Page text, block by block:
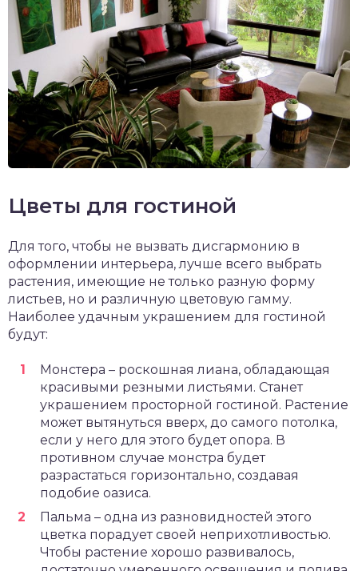
Цветы для гостиной
Для того, чтобы не вызвать дисгармонию в
оформлении интерьера, лучше всего выбрать
растения, имеющие не только разную форму
листьев, но и различную цветовую гамму.
Наиболее удачным украшением для гостиной
будут:
Монстера – роскошная лиана, обладающая
красивыми резными листьями. Станет
украшением просторной гостиной. Растение
может вытянуться вверх, до самого потолка,
если у него для этого будет опора. В
противном случае монстра будет
разрастаться горизонтально, создавая
подобие оазиса.
Пальма – одна из разновидностей этого
цветка порадует своей неприхотливостью.
Чтобы растение хорошо развивалось,